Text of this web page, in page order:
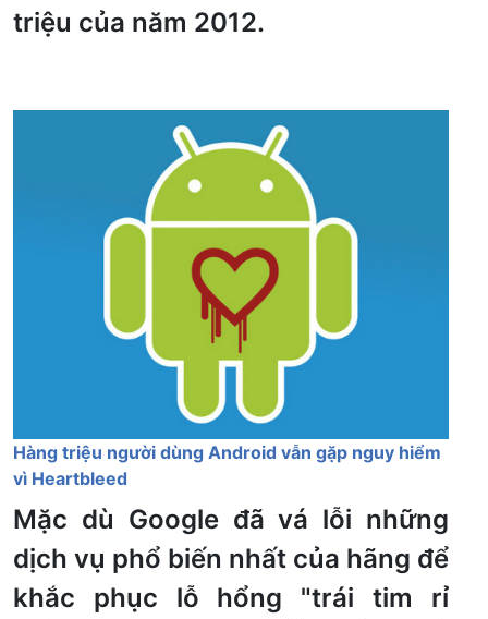
triệu của năm 2012.
Hàng triệu người dùng Android vẫn gặp nguy hiểm
vì Heartbleed
Mặc dù Google đã vá lỗi những
dịch vụ phổ biến nhất của hãng để
khắc phục lỗ hổng "trái tim rỉ